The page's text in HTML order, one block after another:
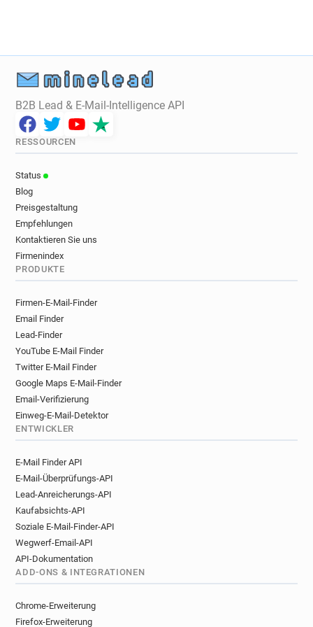
B2B Lead & E-Mail-Intelligence API
RESSOURCEN
Status
Blog
Preisgestaltung
Empfehlungen
Kontaktieren Sie uns
Firmenindex
PRODUKTE
Firmen-E-Mail-Finder
Email Finder
Lead-Finder
YouTube E-Mail Finder
Twitter E-Mail Finder
Google Maps E-Mail-Finder
Email-Verifizierung
Einweg-E-Mail-Detektor
ENTWICKLER
E-Mail Finder API
E-Mail-Überprüfungs-API
Lead-Anreicherungs-API
Kaufabsichts-API
Soziale E-Mail-Finder-API
Wegwerf-Email-API
API-Dokumentation
ADD-ONS & INTEGRATIONEN
Chrome-Erweiterung
Firefox-Erweiterung